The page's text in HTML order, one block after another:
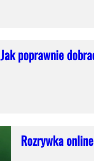
Jak poprawnie
Rozrywka